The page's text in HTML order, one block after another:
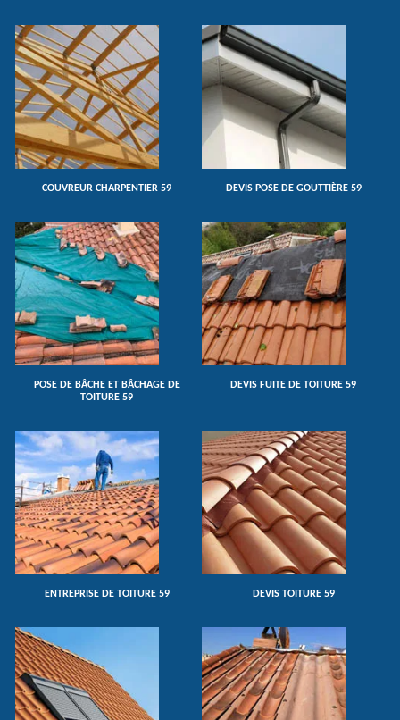
COUVREUR CHARPENTIER 59 DEVIS POSE DE GOUTTIÈRE 59
POSE DE BÂCHE ET BÂCHAGE DE
TOITURE 59
DEVIS FUITE DE TOITURE 59
ENTREPRISE DE TOITURE 59 DEVIS TOITURE 59